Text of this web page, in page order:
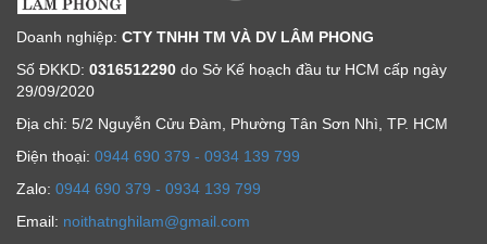
Doanh nghiệp: CTY TNHH TM VÀ DV LÂM PHONG
Số ĐKKD: 0316512290 do Sở Kế hoạch đầu tư HCM cấp ngày
29/09/2020
Địa chỉ: 5/2 Nguyễn Cửu Đàm, Phường Tân Sơn Nhì, TP. HCM
Ðiện thoại: 0944 690 379 - 0934 139 799
Zalo: 0944 690 379 - 0934 139 799
Email: noithatnghilam@gmail.com